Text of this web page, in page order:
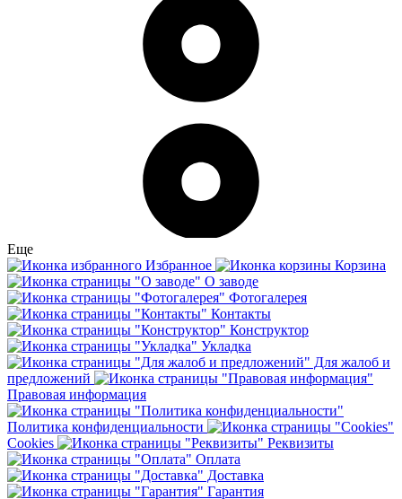
Еще
Избранное
Корзина
О заводе
Фотогалерея
Контакты
Конструктор
Укладка
Для жалоб и
предложений
Правовая информация
Политика конфиденциальности
Cookies
Реквизиты
Оплата
Доставка
Гарантия